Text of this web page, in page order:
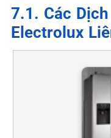
7.1. Các
Electrolux